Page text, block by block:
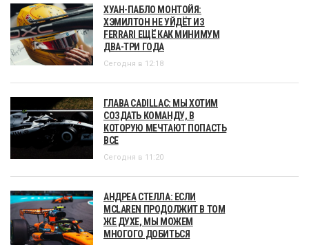
ХУАН-ПАБЛО МОНТОЙЯ:
ХЭМИЛТОН НЕ УЙДЁТ ИЗ
FERRARI ЕЩЁ КАК МИНИМУМ
ДВА-ТРИ ГОДА
Сегодня в 12:18
ГЛАВА CADILLAC: МЫ ХОТИМ
СОЗДАТЬ КОМАНДУ, В
КОТОРУЮ МЕЧТАЮТ ПОПАСТЬ
ВСЕ
Сегодня в 11:20
АНДРЕА СТЕЛЛА: ЕСЛИ
MCLAREN ПРОДОЛЖИТ В ТОМ
ЖЕ ДУХЕ, МЫ МОЖЕМ
МНОГОГО ДОБИТЬСЯ